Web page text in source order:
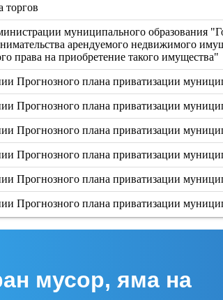
муниципального образования
арендуемого недвижимого
права на приобретение такого имущества"
Прогнозного плана приватизации
Прогнозного плана приватизации
Прогнозного плана приватизации
Прогнозного плана приватизации
Прогнозного плана приватизации
Прогнозного плана приватизации
мусор, яма на